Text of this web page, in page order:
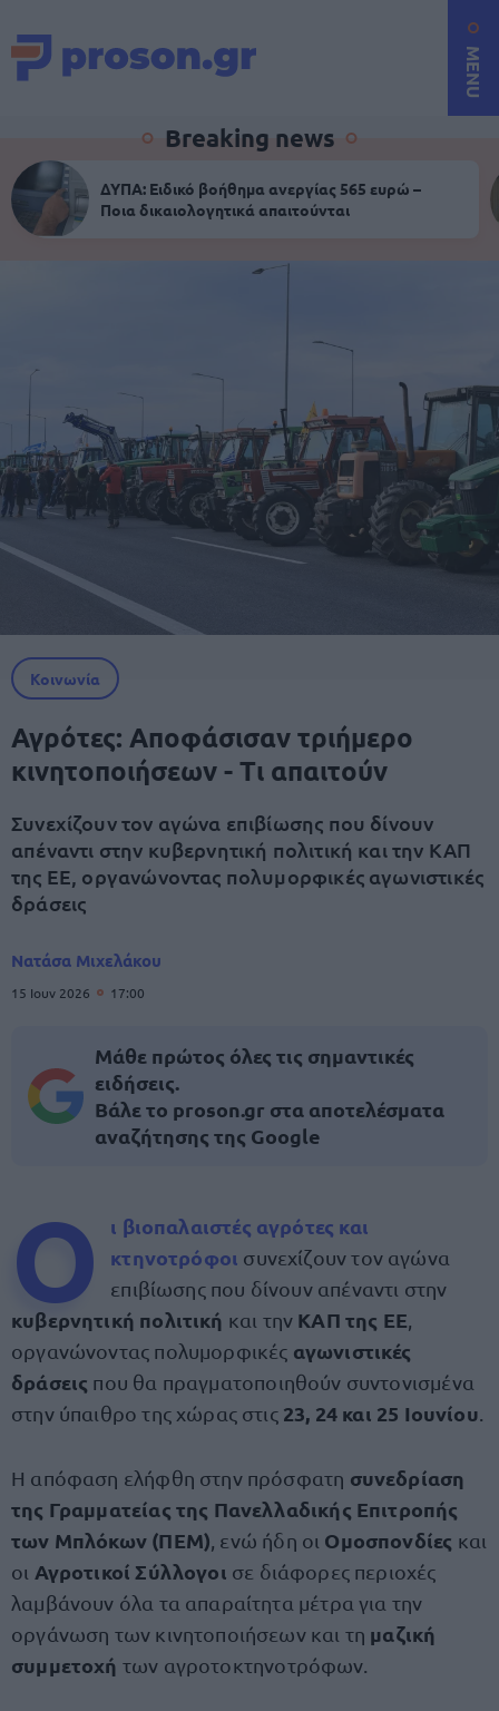
MENU
Breaking news
ΔΥΠΑ: Ειδικό βοήθημα ανεργίας 565 ευρώ –
Ποια δικαιολογητικά απαιτούνται
Κοινωνία
Αγρότες: Αποφάσισαν τριήμερο
κινητοποιήσεων - Τι απαιτούν
Συνεχίζουν τον αγώνα επιβίωσης που δίνουν
απέναντι στην κυβερνητική πολιτική και την ΚΑΠ
της ΕΕ, οργανώνοντας πολυμορφικές αγωνιστικές
δράσεις
Νατάσα Μιχελάκου
15 Ιουν 2026 17:00
Μάθε πρώτος όλες τις σημαντικές
ειδήσεις.
Βάλε το proson.gr στα αποτελέσματα
αναζήτησης της Google
Ο ι βιοπαλαιστές αγρότες και
κτηνοτρόφοι συνεχίζουν τον αγώνα
επιβίωσης που δίνουν απέναντι στην
κυβερνητική πολιτική και την ΚΑΠ της ΕΕ
οργανώνοντας πολυμορφικές αγωνιστικές
δράσεις που θα πραγματοποιηθούν συντονισμένα
στην ύπαιθρο της χώρας στις 23, 24 και 25 Ιουνίου
Η απόφαση ελήφθη στην πρόσφατη συνεδρίαση
της Γραμματείας της Πανελλαδικής Επιτροπής
των Μπλόκων (ΠΕΜ) , ενώ ήδη οι Ομοσπονδίες και
οι Αγροτικοί Σύλλογοι σε διάφορες περιοχές
λαμβάνουν όλα τα απαραίτητα μέτρα για την
οργάνωση των κινητοποιήσεων και τη μαζική
συμμετοχή των αγροτοκτηνοτρόφων.